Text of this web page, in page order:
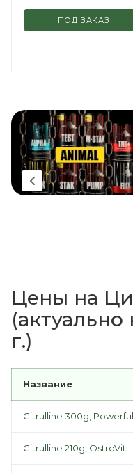
ПОД ЗАКАЗ
Цены на
(актуально
г.)
Название
Citrulline 300g,
Citrulline 210g, OstroVit